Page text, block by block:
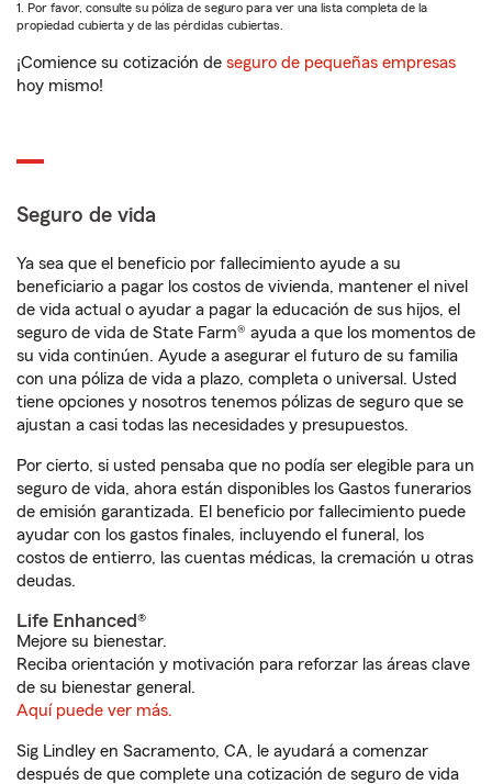
1. Por favor, consulte su póliza de seguro para ver una lista completa de la
propiedad cubierta y de las pérdidas cubiertas.
¡Comience su cotización de seguro de pequeñas empresas
hoy mismo!
Seguro de vida
Ya sea que el beneficio por fallecimiento ayude a su
beneficiario a pagar los costos de vivienda, mantener el nivel
de vida actual o ayudar a pagar la educación de sus hijos, el
seguro de vida de State Farm® ayuda a que los momentos de
su vida continúen. Ayude a asegurar el futuro de su familia
con una póliza de vida a plazo, completa o universal. Usted
tiene opciones y nosotros tenemos pólizas de seguro que se
ajustan a casi todas las necesidades y presupuestos.
Por cierto, si usted pensaba que no podía ser elegible para un
seguro de vida, ahora están disponibles los Gastos funerarios
de emisión garantizada. El beneficio por fallecimiento puede
ayudar con los gastos finales, incluyendo el funeral, los
costos de entierro, las cuentas médicas, la cremación u otras
deudas.
Life Enhanced®
Mejore su bienestar.
Reciba orientación y motivación para reforzar las áreas clave
de su bienestar general.
Aquí puede ver más.
Sig Lindley en Sacramento, CA, le ayudará a comenzar
después de que complete una cotización de seguro de vida